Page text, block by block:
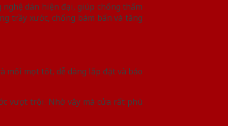
dán hiện đại, giúp chống thấm
trầy xước, chống bám bẩn và tăng
mối mọt tốt, dễ dàng lắp đặt và bảo
vượt trội. Nhờ vậy mà cửa rất phù